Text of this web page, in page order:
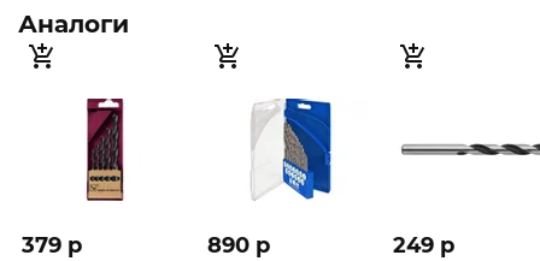
Аналоги
379 p 890 p 249 p